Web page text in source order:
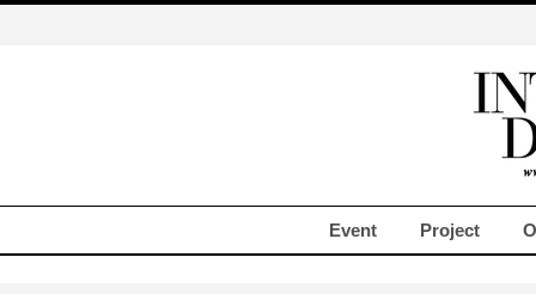
Event Project